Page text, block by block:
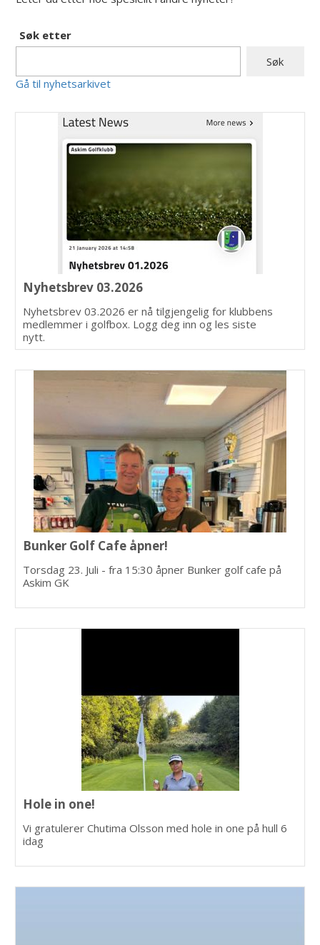
Søk etter
Gå til nyhetsarkivet
Nyhetsbrev 03.2026
Nyhetsbrev 03.2026 er nå tilgjengelig for klubbens
medlemmer i golfbox. Logg deg inn og les siste
nytt.
Bunker Golf Cafe åpner!
Torsdag 23. Juli - fra 15:30 åpner Bunker golf cafe på
Askim GK
Hole in one!
Vi gratulerer Chutima Olsson med hole in one på hull 6
idag